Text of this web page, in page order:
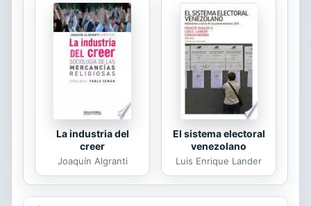
La industria del
creer
Joaquín Algranti
El sistema electoral
venezolano
Luis Enrique Lander